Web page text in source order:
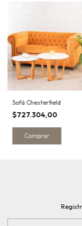
Sofá Chesterfield
$727.304,00
Comprar